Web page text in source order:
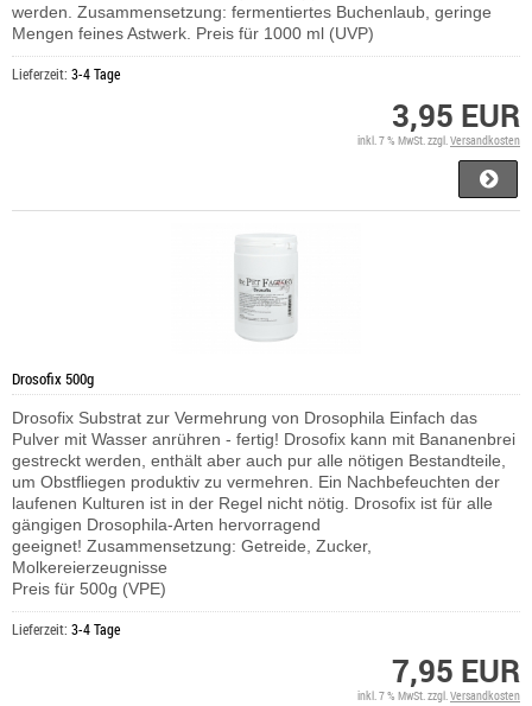
werden. Zusammensetzung: fermentiertes Buchenlaub, geringe
Mengen feines Astwerk. Preis für 1000 ml (UVP)
Lieferzeit: 3-4 Tage
3,95 EUR
inkl. 7 % MwSt. zzgl.Versandkosten
Drosofix 500g
Drosofix Substrat zur Vermehrung von Drosophila Einfach das
Pulver mit Wasser anrühren - fertig! Drosofix kann mit Bananenbrei
gestreckt werden, enthält aber auch pur alle nötigen Bestandteile,
um Obstfliegen produktiv zu vermehren. Ein Nachbefeuchten der
laufenen Kulturen ist in der Regel nicht nötig. Drosofix ist für alle
gängigen Drosophila-Arten hervorragend
geeignet! Zusammensetzung: Getreide, Zucker,
Molkereierzeugnisse
Preis für 500g (VPE)
Lieferzeit: 3-4 Tage
7,95 EUR
inkl. 7 % MwSt. zzgl.Versandkosten